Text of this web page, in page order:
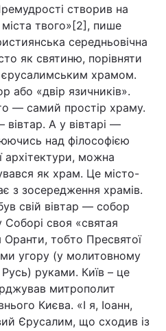
створив на
міста твого»[2], пише
середньовічна
як святиню, порівняти
єрусалимським храмом.
або «двір язичників».
— самий простір храму.
А у вівтарі —
над філософією
архітектури, можна
як храм. Це місто-
з зосередження храмів.
свій вівтар — собор
Соборі своя «святая
тобто Пресвятої
угору (у молитовному
Русь) руками. Київ – це
митрополит
Києва. «І я, Іоанн,
Єрусалим, що сходив із